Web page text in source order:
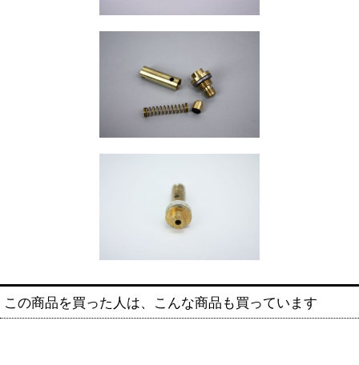
この商品を買った人は、こんな商品も買っています